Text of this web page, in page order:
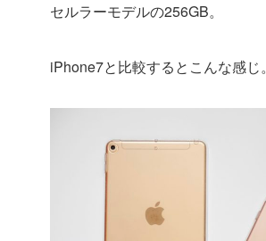
セルラーモデルの256GB。
iPhone7と比較するとこんな感じ。